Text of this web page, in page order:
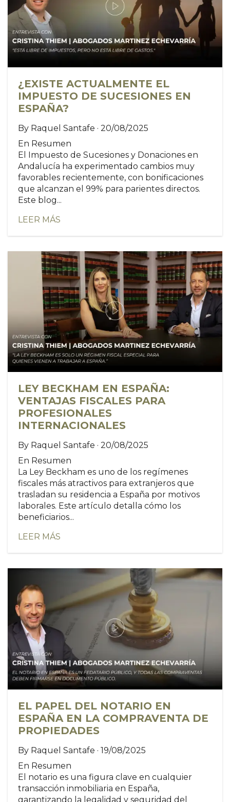
¿EXISTE ACTUALMENTE EL
IMPUESTO DE SUCESIONES EN
ESPAÑA?
By Raquel Santafe · 20/08/2025
En Resumen
El Impuesto de Sucesiones y Donaciones en
Andalucía ha experimentado cambios muy
favorables recientemente, con bonificaciones
que alcanzan el 99% para parientes directos.
Este blog...
LEER MÁS
LEY BECKHAM EN ESPAÑA:
VENTAJAS FISCALES PARA
PROFESIONALES
INTERNACIONALES
By Raquel Santafe · 20/08/2025
En Resumen
La Ley Beckham es uno de los regímenes
fiscales más atractivos para extranjeros que
trasladan su residencia a España por motivos
laborales. Este artículo detalla cómo los
beneficiarios...
LEER MÁS
EL PAPEL DEL NOTARIO EN
ESPAÑA EN LA COMPRAVENTA DE
PROPIEDADES
By Raquel Santafe · 19/08/2025
En Resumen
El notario es una figura clave en cualquier
transacción inmobiliaria en España,
garantizando la legalidad y seguridad del